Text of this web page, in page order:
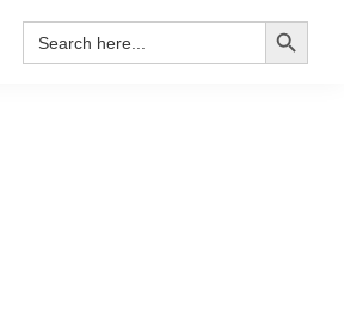
Search
for:
Search Button